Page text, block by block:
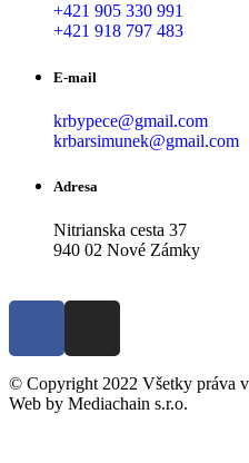
+421 905 330 991
+421 918 797 483
E-mail
krbypece@gmail.com
krbarsimunek@gmail.com
Adresa
Nitrianska cesta 37
940 02 Nové Zámky
© Copyright 2022 Všetky práva
Web by Mediachain s.r.o.